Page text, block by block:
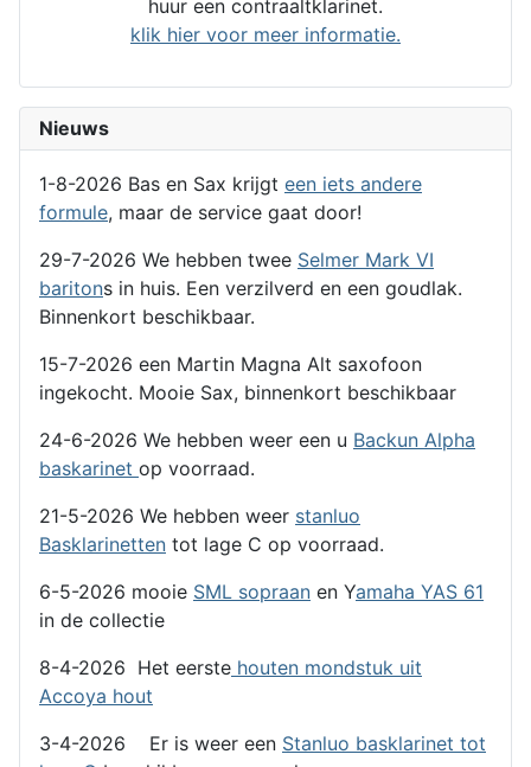
huur een contraaltklarinet.
klik hier voor meer informatie.
Nieuws
1-8-2026 Bas en Sax krijgt een iets andere
formule, maar de service gaat door!
29-7-2026 We hebben twee Selmer Mark VI
baritons in huis. Een verzilverd en een goudlak.
Binnenkort beschikbaar.
15-7-2026 een Martin Magna Alt saxofoon
ingekocht. Mooie Sax, binnenkort beschikbaar
24-6-2026 We hebben weer een u Backun Alpha
baskarinet op voorraad.
21-5-2026 We hebben weer stanluo
Basklarinetten tot lage C op voorraad.
6-5-2026 mooie SML sopraan en Yamaha YAS 61
in de collectie
8-4-2026 Het eerste houten mondstuk uit
Accoya hout
3-4-2026 Er is weer een Stanluo basklarinet tot